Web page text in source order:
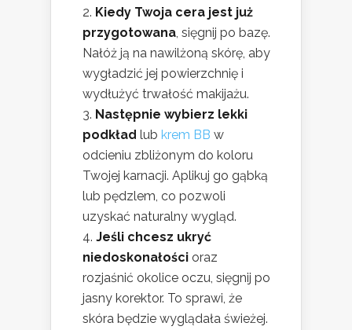
Kiedy Twoja cera jest już
przygotowana , sięgnij po bazę.
Nałóż ją na nawilżoną skórę, aby
wygładzić jej powierzchnię i
wydłużyć trwałość makijażu.
Następnie wybierz lekki
podkład lub krem BB w
odcieniu zbliżonym do koloru
Twojej karnacji. Aplikuj go gąbką
lub pędzlem, co pozwoli
uzyskać naturalny wygląd.
Jeśli chcesz ukryć
niedoskonałości oraz
rozjaśnić okolice oczu, sięgnij po
jasny korektor. To sprawi, że
skóra będzie wyglądała świeżej.